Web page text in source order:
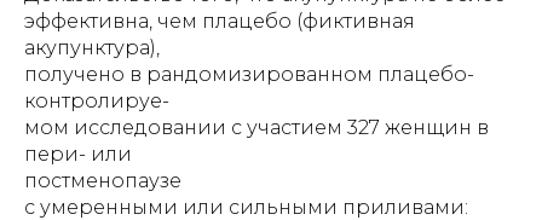
эффективна, чем плацебо (фиктивная
акупунктура),
получено в рандомизированном плацебо-
контролируе-
мом исследовании с участием 327 женщин в
пери- или
постменопаузе
с умеренными или сильными приливами: